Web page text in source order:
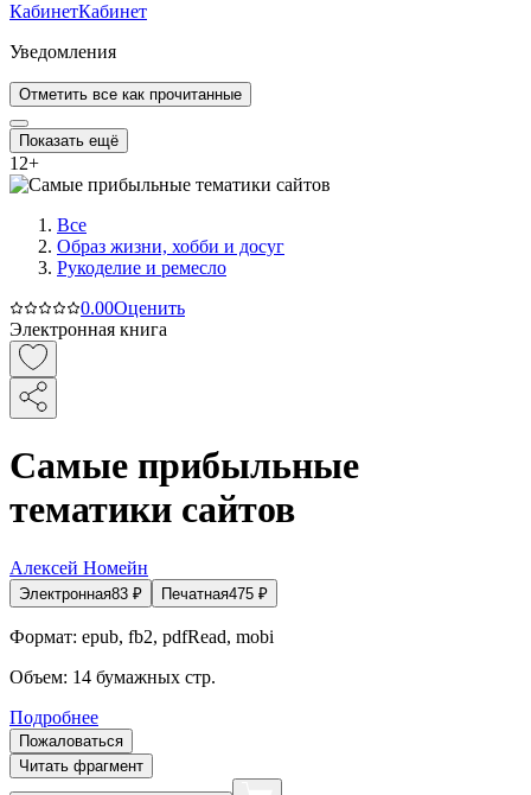
КабинетКабинет
Уведомления
Отметить все как прочитанные
Показать ещё
12+
Все
Образ жизни, хобби и досуг
Рукоделие и ремесло
0.00Оценить
Электронная книга
Самые прибыльные
тематики сайтов
Алексей Номейн
Электронная83 ₽ Печатная475 ₽
Формат: epub, fb2, pdfRead, mobi
Объем: 14 бумажных стр.
Подробнее
Пожаловаться
Читать фрагмент